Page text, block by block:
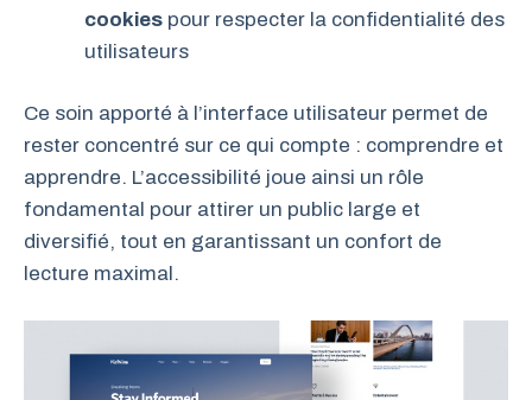
cookies pour respecter la confidentialité des
utilisateurs
Ce soin apporté à l’interface utilisateur permet de
rester concentré sur ce qui compte : comprendre et
apprendre. L’accessibilité joue ainsi un rôle
fondamental pour attirer un public large et
diversifié, tout en garantissant un confort de
lecture maximal.